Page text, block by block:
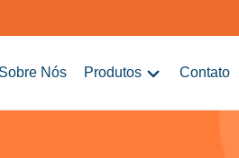
Nós Produtos Contato